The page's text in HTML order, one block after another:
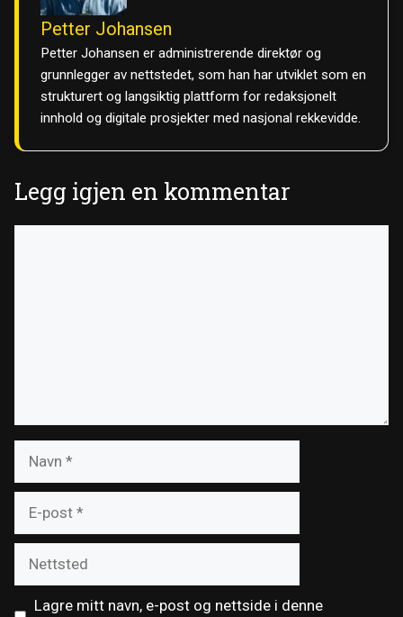
Petter Johansen
Petter Johansen er administrerende direktør og
grunnlegger av nettstedet, som han har utviklet som en
strukturert og langsiktig plattform for redaksjonelt
innhold og digitale prosjekter med nasjonal rekkevidde.
Legg igjen en kommentar
post
Lagre mitt navn, e-post og nettside i denne